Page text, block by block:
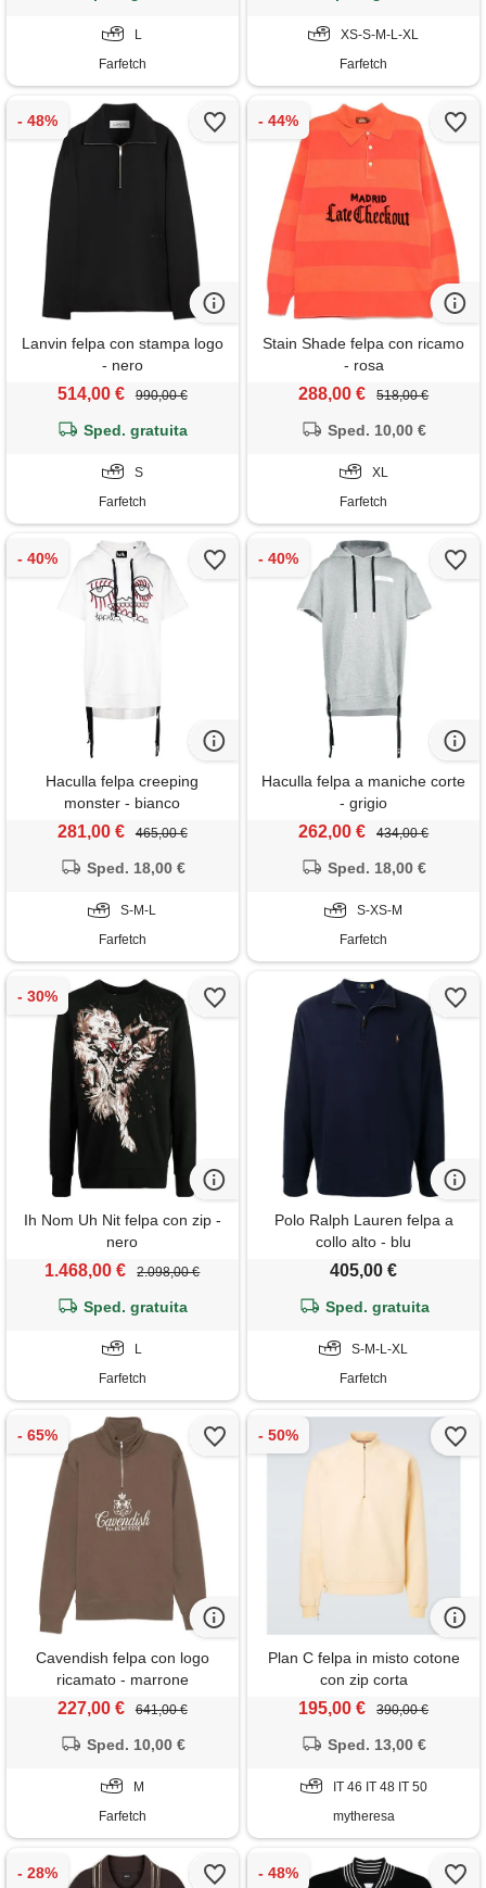
L
Farfetch
XS-S-M-L-XL
Farfetch
Lanvin felpa con stampa logo
- nero
514,00 € 990,00 €
Sped. gratuita
S
Farfetch
Stain Shade felpa con ricamo
- rosa
288,00 € 518,00 €
Sped. 10,00 €
XL
Farfetch
Haculla felpa creeping
monster - bianco
281,00 € 465,00 €
Sped. 18,00 €
S-M-L
Farfetch
Haculla felpa a maniche corte
- grigio
262,00 € 434,00 €
Sped. 18,00 €
S-XS-M
Farfetch
Ih Nom Uh Nit felpa con zip -
nero
1.468,00 € 2.098,00 €
Sped. gratuita
L
Farfetch
Polo Ralph Lauren felpa a
collo alto - blu
405,00 €
Sped. gratuita
S-M-L-XL
Farfetch
Cavendish felpa con logo
ricamato - marrone
227,00 € 641,00 €
Sped. 10,00 €
M
Farfetch
Plan C felpa in misto cotone
con zip corta
195,00 € 390,00 €
Sped. 13,00 €
IT 46 IT 48 IT 50
mytheresa